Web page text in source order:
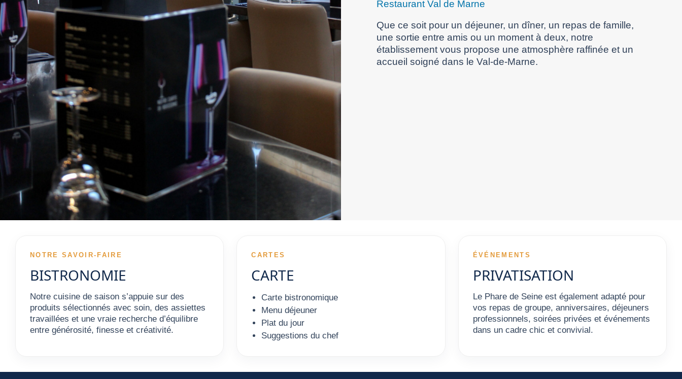
Restaurant Val de Marne
Que ce soit pour un déjeuner, un dîner, un repas de famille,
une sortie entre amis ou un moment à deux, notre
établissement vous propose une atmosphère raffinée et un
accueil soigné dans le Val-de-Marne.
NOTRE SAVOIR-FAIRE
BISTRONOMIE
Notre cuisine de saison s’appuie sur des
produits sélectionnés avec soin, des assiettes
travaillées et une vraie recherche d’équilibre
entre générosité, finesse et créativité.
CARTES
CARTE
Carte bistronomique
Menu déjeuner
Plat du jour
Suggestions du chef
ÉVÉNEMENTS
PRIVATISATION
Le Phare de Seine est également adapté pour
vos repas de groupe, anniversaires, déjeuners
professionnels, soirées privées et événements
dans un cadre chic et convivial.